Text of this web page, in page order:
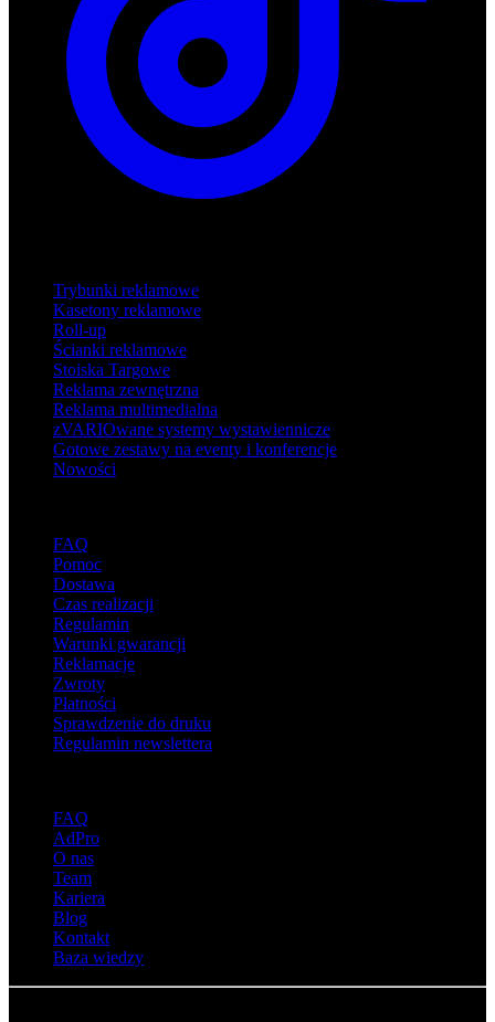
Trybunki reklamowe
Kasetony reklamowe
Roll-up
Ścianki reklamowe
Stoiska Targowe
Reklama zewnętrzna
Reklama multimedialna
zVARIOwane systemy wystawiennicze
Gotowe zestawy na eventy i konferencje
Nowości
FAQ
Pomoc
Dostawa
Czas realizacji
Regulamin
Warunki gwarancji
Reklamacje
Zwroty
Płatności
Sprawdzenie do druku
Regulamin newslettera
FAQ
AdPro
O nas
Team
Kariera
Blog
Kontakt
Baza wiedzy